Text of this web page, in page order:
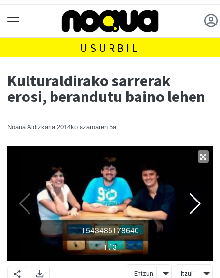
USURBIL
Kulturaldirako sarrerak
erosi, berandutu baino lehen
Noaua Aldizkaria 2014ko azaroaren 5a
Entzun Itzuli